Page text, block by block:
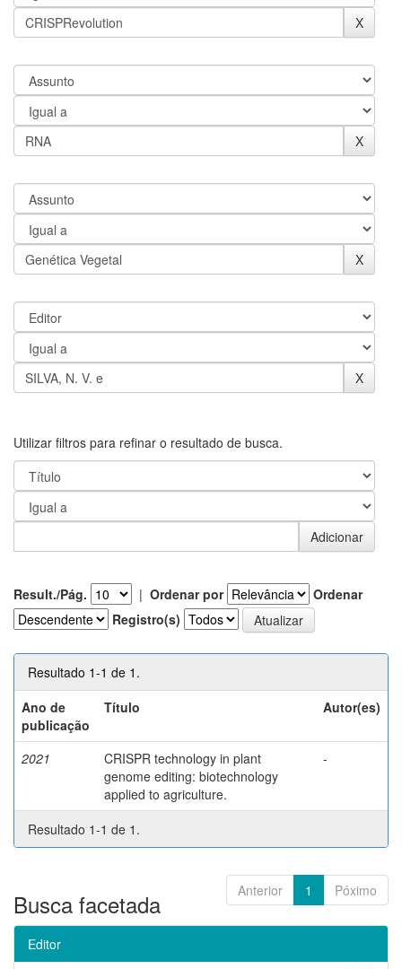
Utilizar filtros para refinar o resultado de busca.
Result./Pág. | Ordenar por
Ordenar
Registro(s)
Resultado 1-1 de 1.
Ano de
publicação
Título Autor(es)
2021
CRISPR technology in plant
genome editing: biotechnology
applied to agriculture.
-
Resultado 1-1 de 1.
Anterior 1 Póximo
Busca facetada
Editor